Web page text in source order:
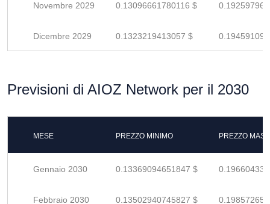
Novembre 2029 0.13096661780116 $
Dicembre 2029 0.1323219413057 $
Previsioni di AIOZ Network per il 2030
MESE PREZZO MINIMO PREZZO
Gennaio 2030 0.13369094651847 $
Febbraio 2030 0.13502940745827 $